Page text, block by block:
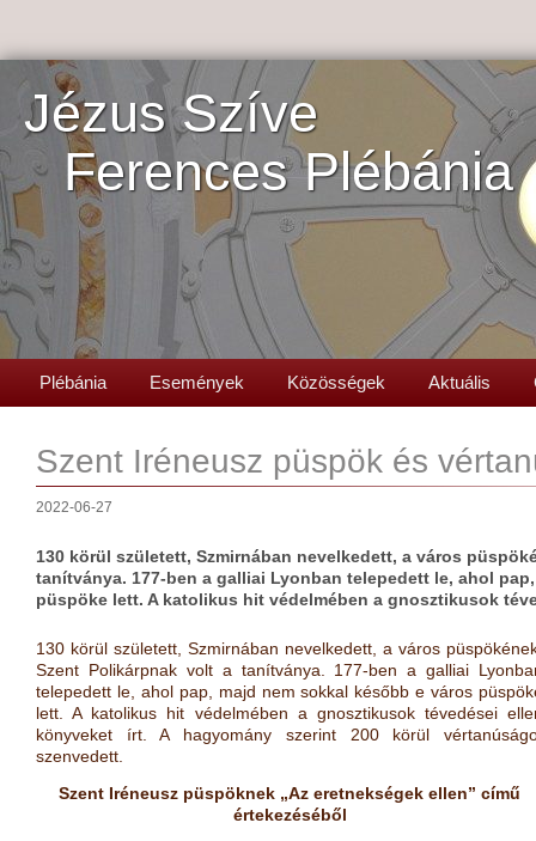
Jézus Szíve
Ferences Plébánia
Plébánia Események Közösségek Aktuális
Szent Iréneusz püspök és
2022-06-27
130 körül született, Szmirnában nevelkedett, a város
tanítványa. 177-ben a galliai Lyonban telepedett le, ahol
püspöke lett. A katolikus hit védelmében a gnosztikusok
130 körül született, Szmirnában nevelkedett, a város
Szent Polikárpnak volt a tanítványa. 177-ben a galliai
telepedett le, ahol pap, majd nem sokkal később e város
lett. A katolikus hit védelmében a gnosztikusok tévedései
könyveket írt. A hagyomány szerint 200 körül
szenvedett.
Szent Iréneusz püspöknek „Az eretnekségek ellen” című
értekezéséből